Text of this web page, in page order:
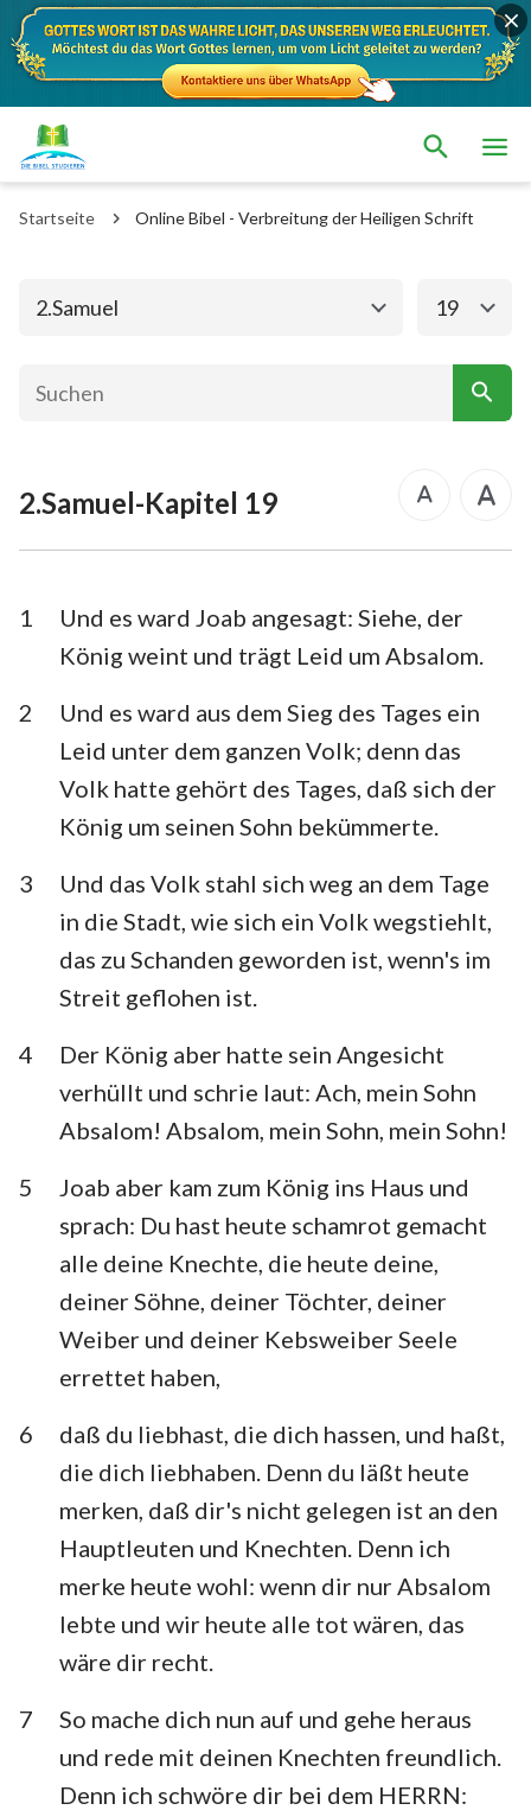
Startseite Online Bibel - Verbreitung der Heiligen Schrift
2.Samuel
Das alte Testament Das neue Testament
1. Mose 2. Mose
5. Mose
1.Samuel
1. Chronik
Esra Nehemia
Esther Hiob
Psalm Sprüche
Prediger Hohelied
Jesaja Jeremia
Klagelieder Hesekiel
Daniel Hosea
Joel Amos
Obadja Jona
Habakuk Zephanja
Haggai Sacharja
Maleachi
19
2.Samuel-Kapitel 19
1
Und es ward Joab angesagt: Siehe, der
König weint und trägt Leid um Absalom.
2
Und es ward aus dem Sieg des Tages ein
Leid unter dem ganzen Volk; denn das
Volk hatte gehört des Tages, daß sich der
König um seinen Sohn bekümmerte.
3
Und das Volk stahl sich weg an dem Tage
in die Stadt, wie sich ein Volk wegstiehlt,
das zu Schanden geworden ist, wenn's im
Streit geflohen ist.
4
Der König aber hatte sein Angesicht
verhüllt und schrie laut: Ach, mein Sohn
Absalom! Absalom, mein Sohn, mein Sohn!
5
Joab aber kam zum König ins Haus und
sprach: Du hast heute schamrot gemacht
alle deine Knechte, die heute deine,
deiner Söhne, deiner Töchter, deiner
Weiber und deiner Kebsweiber Seele
errettet haben,
6
daß du liebhast, die dich hassen, und haßt,
die dich liebhaben. Denn du läßt heute
merken, daß dir's nicht gelegen ist an den
Hauptleuten und Knechten. Denn ich
merke heute wohl: wenn dir nur Absalom
lebte und wir heute alle tot wären, das
wäre dir recht.
7
So mache dich nun auf und gehe heraus
und rede mit deinen Knechten freundlich.
Denn ich schwöre dir bei dem HERRN: